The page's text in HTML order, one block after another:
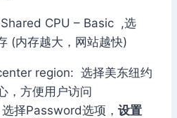
CPU – Basic ,选
(内存越大，网站越快)
region: 选择美东纽约
，方便用户访问
择Password选项， 设置